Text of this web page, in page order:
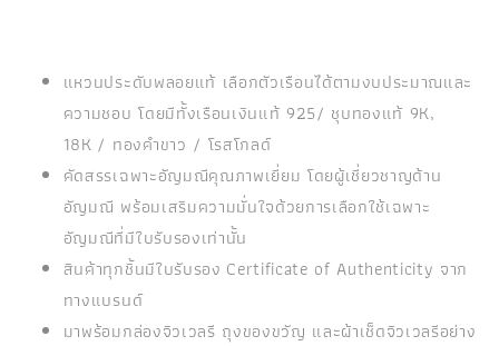
แหวนประดับพลอยแท้ เลือกตัวเรือนได้ตามงบประมาณและ
ความชอบ โดยมีทั้งเรือนเงินแท้ 925/ ชุบทองแท้ 9K,
18K / ทองคำขาว / โรสโกลด์
คัดสรรเฉพาะอัญมณีคุณภาพเยี่ยม โดยผู้เชี่ยวชาญด้าน
อัญมณี พร้อมเสริมความมั่นใจด้วยการเลือกใช้เฉพาะ
อัญมณีที่มีใบรับรองเท่านั้น
สินค้าทุกชิ้นมีใบรับรอง Certificate of Authenticity จาก
ทางแบรนด์
มาพร้อมกล่องจิวเวลรี ถุงของขวัญ และผ้าเช็ดจิวเวลรีอย่าง